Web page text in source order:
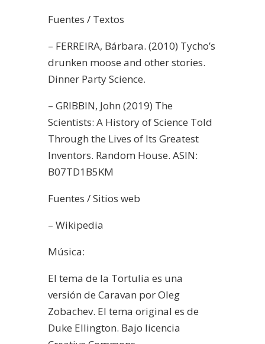
Fuentes / Textos
– FERREIRA, Bárbara. (2010) Tycho’s
drunken moose and other stories.
Dinner Party Science.
– GRIBBIN, John (2019) The
Scientists: A History of Science Told
Through the Lives of Its Greatest
Inventors. Random House. ASIN:
B07TD1B5KM
Fuentes / Sitios web
– Wikipedia
Música:
El tema de la Tortulia es una
versión de Caravan por Oleg
Zobachev. El tema original es de
Duke Ellington. Bajo licencia